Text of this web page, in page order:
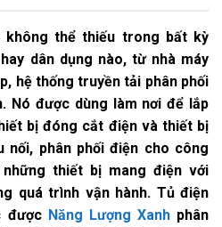
không thể thiếu trong bất kỳ
dân dụng nào, từ nhà máy
hệ thống truyền tải phân phối
Nó được dùng làm nơi để lắp
bị đóng cắt điện và thiết bị
nối, phân phối điện cho công
thiết bị mang điện với
quá trình vận hành. Tủ điện
được Năng Lượng Xanh phân